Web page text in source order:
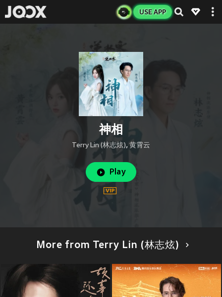
USE APP
神相
Terry Lin (林志炫), 黄霄云
Play
More from Terry Lin (林志炫)